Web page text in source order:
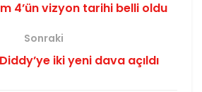
4’ün vizyon tarihi belli oldu
Sonraki
iki yeni dava açıldı